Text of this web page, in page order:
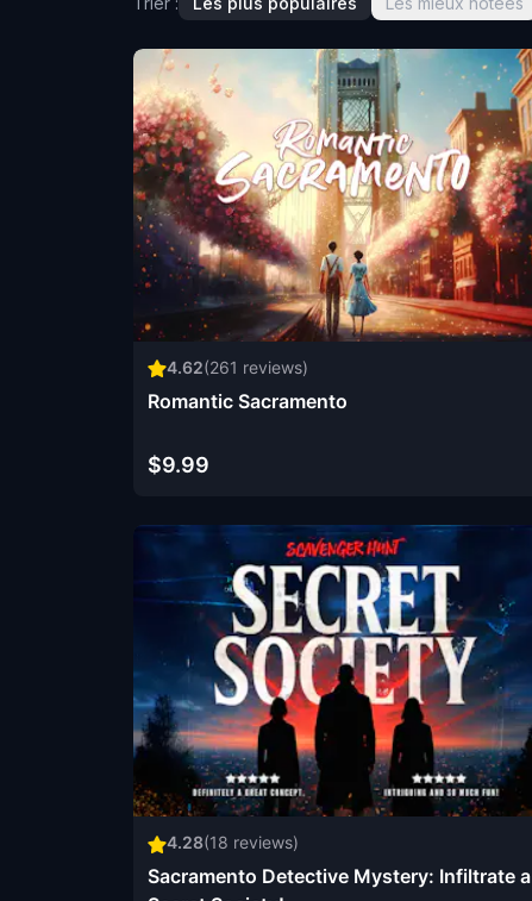
4.62(261 reviews)
Romantic Sacramento
$9.99
4.28(18 reviews)
Sacramento Detective Mystery: Infiltrate a